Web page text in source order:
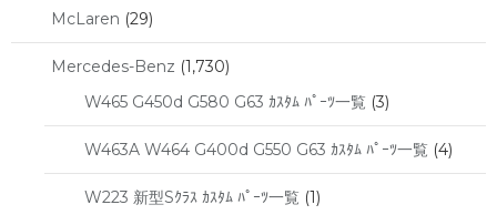
McLaren (29)
Mercedes-Benz (1,730)
W465 G450d G580 G63 ｶｽﾀﾑ ﾊﾟｰﾂ一覧 (3)
W463A W464 G400d G550 G63 ｶｽﾀﾑ ﾊﾟｰﾂ一覧 (4)
W223 新型Sｸﾗｽ ｶｽﾀﾑ ﾊﾟｰﾂ一覧 (1)